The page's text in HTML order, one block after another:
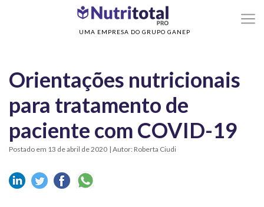
UMA EMPRESA DO GRUPO GANEP
Sem categoria> Orientações nutricionais para tratamento de paciente
Orientações nutricionais
para tratamento de
paciente com COVID-19
Postado em 13 de abril de 2020 | Autor: Roberta Ciudi